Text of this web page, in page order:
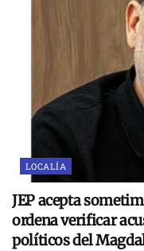
LOCALÍA
JEP acepta
ordena verificar
políticos del